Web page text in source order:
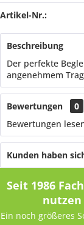
Artikel-Nr.:
Beschreibung
Der perfekte
angenehmem
Bewertungen
0
Bewertungen
Kunden haben
Seit 1986
nutzen
Ein noch größeres